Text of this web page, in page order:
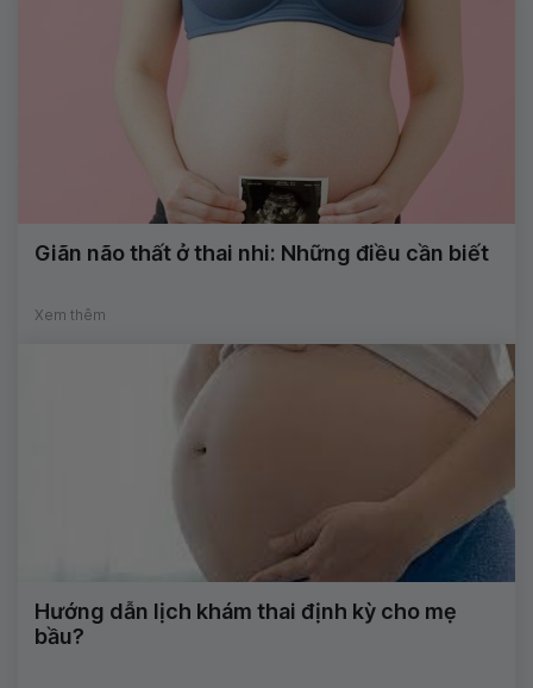
Giãn não thất ở thai nhi: Những điều cần biết
Xem thêm
Hướng dẫn lịch khám thai định kỳ cho mẹ
bầu?